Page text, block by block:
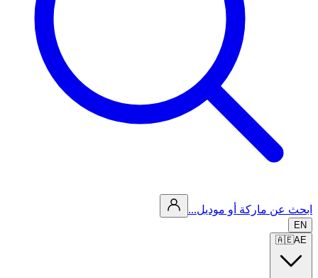
ابحث عن ماركة أو موديل...
EN
🇦🇪AE